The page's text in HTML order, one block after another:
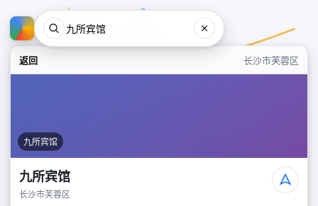
返回 长沙市芙蓉区
九所宾馆
九所宾馆
长沙市芙蓉区